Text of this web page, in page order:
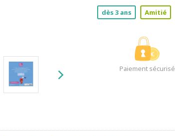
dès 3 ans Amitié
Paiement sécurisé